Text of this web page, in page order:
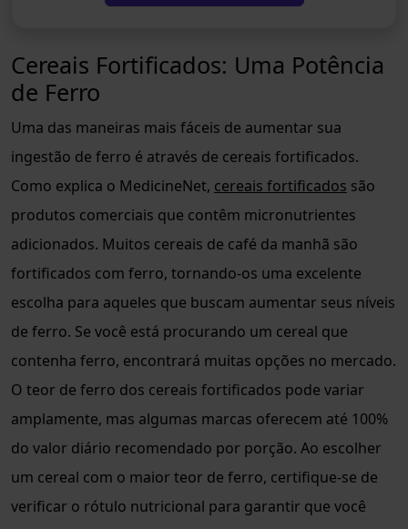
Cereais Fortificados: Uma Potência
de Ferro
Uma das maneiras mais fáceis de aumentar sua
ingestão de ferro é através de cereais fortificados.
Como explica o MedicineNet, cereais fortificados são
produtos comerciais que contêm micronutrientes
adicionados. Muitos cereais de café da manhã são
fortificados com ferro, tornando-os uma excelente
escolha para aqueles que buscam aumentar seus níveis
de ferro. Se você está procurando um cereal que
contenha ferro, encontrará muitas opções no mercado.
O teor de ferro dos cereais fortificados pode variar
amplamente, mas algumas marcas oferecem até 100%
do valor diário recomendado por porção. Ao escolher
um cereal com o maior teor de ferro, certifique-se de
verificar o rótulo nutricional para garantir que você